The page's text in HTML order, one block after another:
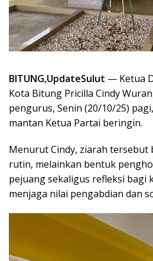
BITUNG,UpdateSulut — Ketua
Kota Bitung Pricilla Cindy
pengurus, Senin (20/10/25)
mantan Ketua Partai beringin.
Menurut Cindy, ziarah tersebut
rutin, melainkan bentuk
pejuang sekaligus refleksi bagi
menjaga nilai pengabdian dan